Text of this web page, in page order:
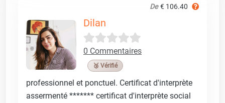
De € 106.40
Dilan
0 Commentaires
🥉 Vérifié
professionnel et ponctuel. Certificat d'interprète
assermenté ******* certificat d'interprète social